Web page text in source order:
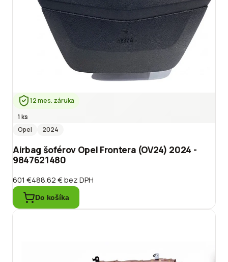
12 mes. záruka
1 ks
Opel
2024
Airbag šoférov Opel Frontera (OV24) 2024 -
9847621480
601 €488.62 €bez DPH
Do košíka